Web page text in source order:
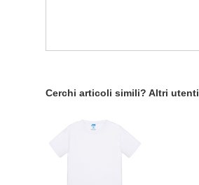
Cerchi articoli simili? Altri